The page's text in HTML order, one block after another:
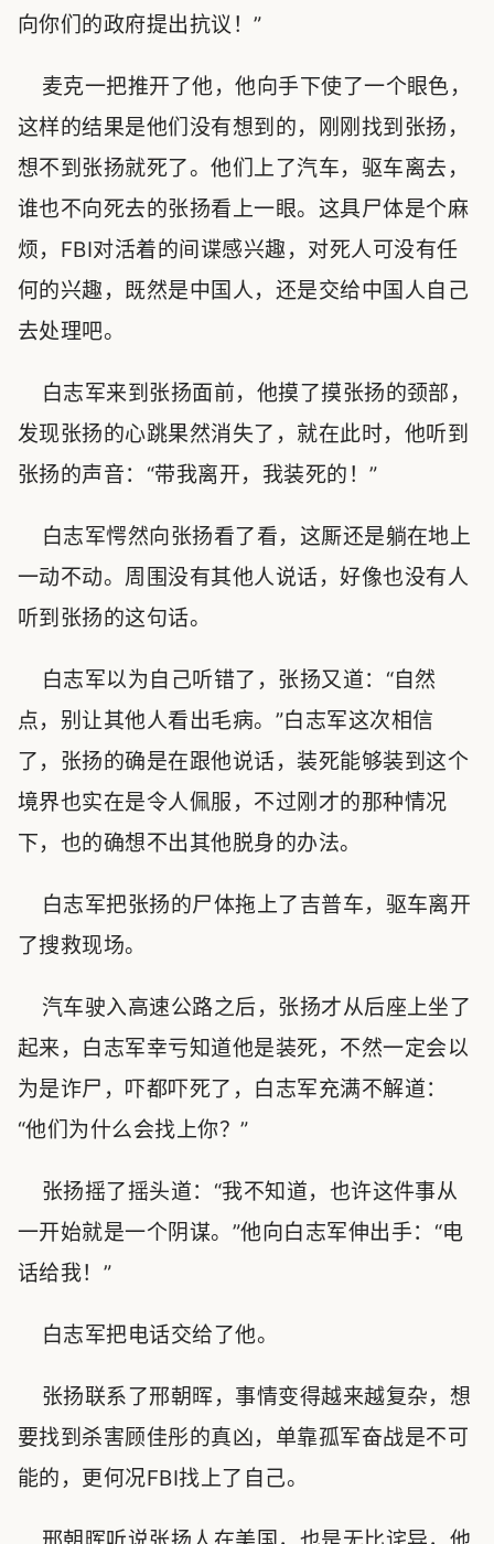
向你们的政府提出抗议！”
麦克一把推开了他，他向手下使了一个眼色，
这样的结果是他们没有想到的，刚刚找到张扬，
想不到张扬就死了。他们上了汽车，驱车离去，
谁也不向死去的张扬看上一眼。这具尸体是个麻
烦，FBI对活着的间谍感兴趣，对死人可没有任
何的兴趣，既然是中国人，还是交给中国人自己
去处理吧。
白志军来到张扬面前，他摸了摸张扬的颈部，
发现张扬的心跳果然消失了，就在此时，他听到
张扬的声音：“带我离开，我装死的！”
白志军愕然向张扬看了看，这厮还是躺在地上
一动不动。周围没有其他人说话，好像也没有人
听到张扬的这句话。
白志军以为自己听错了，张扬又道：“自然
点，别让其他人看出毛病。”白志军这次相信
了，张扬的确是在跟他说话，装死能够装到这个
境界也实在是令人佩服，不过刚才的那种情况
下，也的确想不出其他脱身的办法。
白志军把张扬的尸体拖上了吉普车，驱车离开
了搜救现场。
汽车驶入高速公路之后，张扬才从后座上坐了
起来，白志军幸亏知道他是装死，不然一定会以
为是诈尸，吓都吓死了，白志军充满不解道：
“他们为什么会找上你？”
张扬摇了摇头道：“我不知道，也许这件事从
一开始就是一个阴谋。”他向白志军伸出手：“电
话给我！”
白志军把电话交给了他。
张扬联系了邢朝晖，事情变得越来越复杂，想
要找到杀害顾佳彤的真凶，单靠孤军奋战是不可
能的，更何况FBI找上了自己。